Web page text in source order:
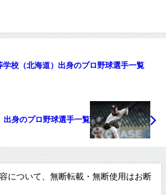
学校（北海道）出身のプロ野球選手一覧
出身のプロ野球選手一覧
について、無断転載・無断使用はお断